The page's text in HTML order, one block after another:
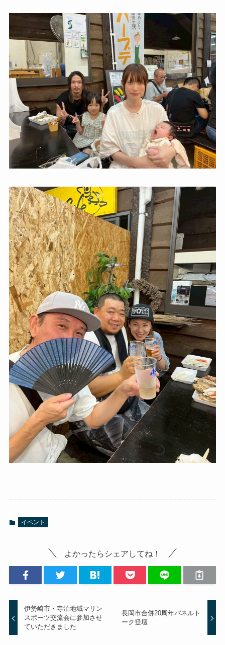
イベント
よかったらシェアしてね！
伊勢崎市・寺泊地域マリン
スポーツ交流会に参加させ
ていただきました
長岡市合併20周年パネルト
ーク登壇